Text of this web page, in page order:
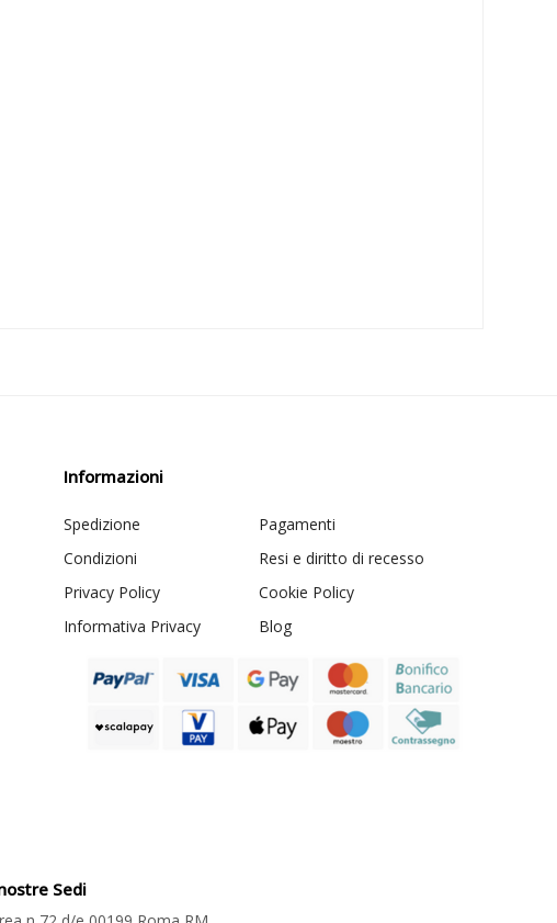
Informazioni
Spedizione
Pagamenti
Condizioni
Resi e diritto di recesso
Privacy Policy
Cookie Policy
Informativa Privacy
Blog
Sedi